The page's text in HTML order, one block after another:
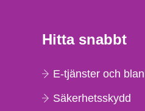
Hitta snabbt
E-tjänster och
Säkerhetsskydd